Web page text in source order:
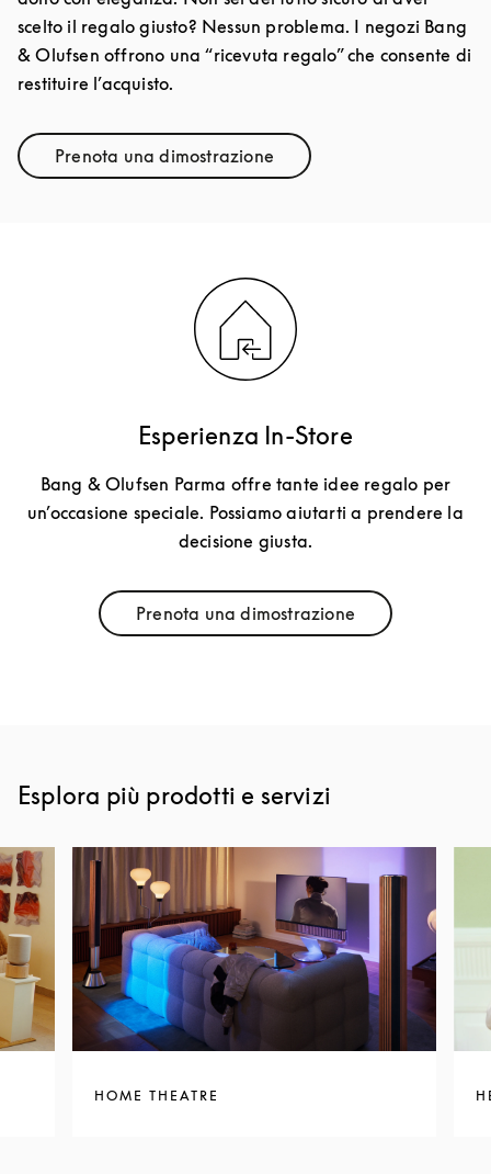
scelto il regalo giusto? Nessun problema. I negozi Bang
& Olufsen offrono una “ricevuta regalo” che consente di
restituire l’acquisto.
Prenota una dimostrazione
Link Opens in New Tab
Esperienza In-Store
Bang & Olufsen Parma offre tante idee regalo per
un’occasione speciale. Possiamo aiutarti a prendere la
decisione giusta.
Prenota una dimostrazione
Link Opens in New Tab
Esplora più prodotti e servizi
HOME THEATRE